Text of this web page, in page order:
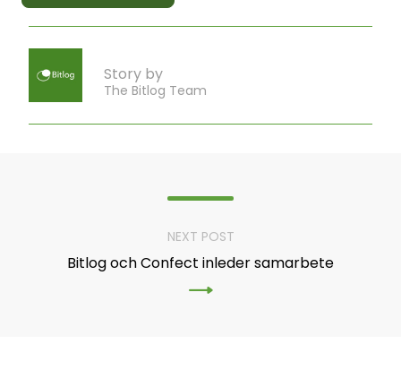
Story by
The Bitlog Team
NEXT POST
Bitlog och Confect inleder samarbete